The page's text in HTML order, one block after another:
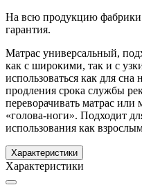
На всю продукцию фабрики
гарантия.
Матрас универсальный,
как с широкими, так и с
использоваться как для
продления срока службы
переворачивать матрас
«голова-ноги». Подходит
использования как
Характеристики
Характеристики